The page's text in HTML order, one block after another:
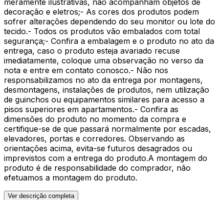
decoração e eletros;- As cores dos produtos podem
sofrer alterações dependendo do seu monitor ou lote do
tecido.- Todos os produtos vão embalados com total
segurança;- Confira a embalagem e o produto no ato da
entrega, caso o produto esteja avariado recuse
imediatamente, coloque uma observação no verso da
nota e entre em contato conosco.- Não nos
responsabilizamos no ato da entrega por montagens,
desmontagens, instalações de produtos, nem utilização
de guinchos ou equipamentos similares para acesso a
pisos superiores em apartamentos.- Confira as
dimensões do produto no momento da compra e
certifique-se de que passará normalmente por escadas,
elevadores, portas e corredores. Observando as
orientações acima, evita-se futuros desagrados ou
imprevistos com a entrega do produto.A montagem do
produto é de responsabilidade do comprador, não
efetuamos a montagem do produto.
Ver descrição completa